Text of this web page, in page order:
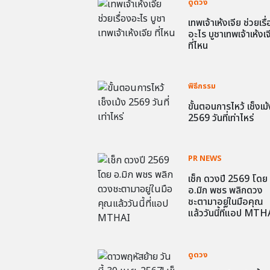
เทพเจ้าเห้งเจีย ช่วยเ
อะไร บูชาเทพเจ้าเห้งเ
ที่ไหน
พิธีกรรม
ขั้นตอนการไหว้ เช็งเ
2569 วันที่เท่าไหร่
PR NEWS
เช็ก ดวงปี 2569 โดย
อ.มิก พชร พลิกดวง
ชะตามาอยู่ในมือคุณ
แล้ววันนี้ที่แอป
ดูดวง